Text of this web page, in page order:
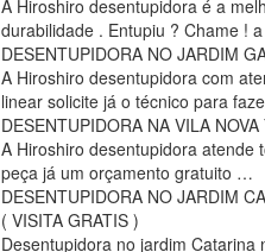
A Hiroshiro desentupidora é a
durabilidade . Entupiu ? Chame !
DESENTUPIDORA NO JARDIM
A Hiroshiro desentupidora com
linear solicite já o técnico para
DESENTUPIDORA NA VILA
A Hiroshiro desentupidora atende
peça já um orçamento gratuito …
DESENTUPIDORA NO JARDIM
( VISITA GRATIS )
Desentupidora no jardim